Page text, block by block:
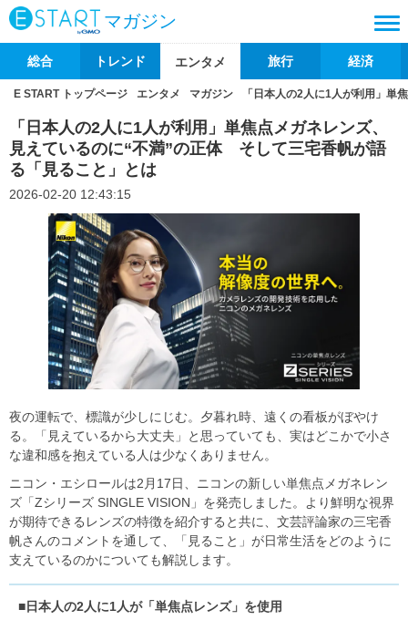
マガジン
総合 トレンド エンタメ 旅行 経済
E START トップページ エンタメ マガジン 「日本人の2人に1人が利用」
「日本人の2人に1人が利用」単焦点メガネレンズ、
見えているのに“不満”の正体 そして三宅香帆が語
る「見ること」とは
2026-02-20 12:43:15
夜の運転で、標識が少しにじむ。夕暮れ時、遠くの看板がぼやけ
る。「見えているから大丈夫」と思っていても、実はどこかで小さ
な違和感を抱えている人は少なくありません。
ニコン・エシロールは2月17日、ニコンの新しい単焦点メガネレン
ズ「Zシリーズ SINGLE VISION」を発売しました。より鮮明な視界
が期待できるレンズの特徴を紹介すると共に、文芸評論家の三宅香
帆さんのコメントを通して、「見ること」が日常生活をどのように
支えているのかについても解説します。
■日本人の2人に1人が「単焦点レンズ」を使用